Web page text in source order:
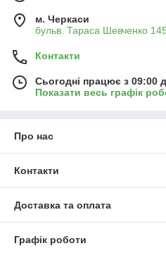
м. Черкаси
бульв. Тараса Шевченко
Контакти
Сьогодні працює з 09:00
Показати весь графік
Про нас
Контакти
Доставка та оплата
Графік роботи